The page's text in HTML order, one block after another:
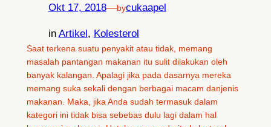
Okt 17, 2018—bycukaapel
in Artikel , Kolesterol
Saat terkena suatu penyakit atau tidak, memang
masalah pantangan makanan itu sulit dilakukan oleh
banyak kalangan. Apalagi jika pada dasarnya mereka
memang suka sekali dengan berbagai macam danjenis
makanan. Maka, jika Anda sudah termasuk dalam
kategori ini tidak bisa sebebas dulu lagi dalam hal